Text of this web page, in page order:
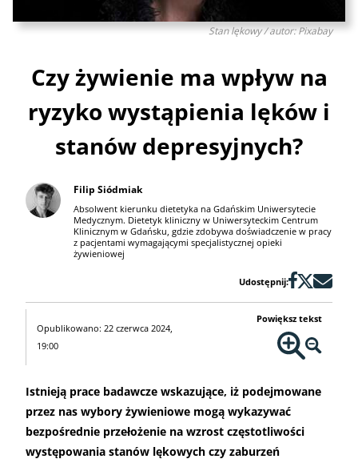
Stan lękowy / autor: Pixabay
Czy żywienie ma wpływ na
ryzyko wystąpienia lęków i
stanów depresyjnych?
Filip Siódmiak
Absolwent kierunku dietetyka na Gdańskim Uniwersytecie
Medycznym. Dietetyk kliniczny w Uniwersyteckim Centrum
Klinicznym w Gdańsku, gdzie zdobywa doświadczenie w pracy
z pacjentami wymagającymi specjalistycznej opieki
żywieniowej
Udostępnij:
Opublikowano: 22 czerwca 2024,
19:00
Powiększ tekst
Istnieją prace badawcze wskazujące, iż podejmowane
przez nas wybory żywieniowe mogą wykazywać
bezpośrednie przełożenie na wzrost częstotliwości
występowania stanów lękowych czy zaburzeń